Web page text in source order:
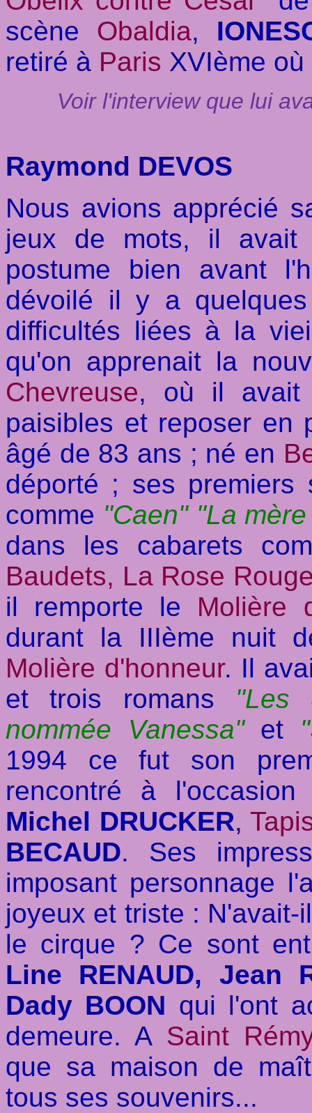
scène Obaldia,
retiré à Paris XVIème
Voir l'interview que lui
Raymond DEVOS
Nous avions apprécié
jeux de mots, il avait
postume bien avant
dévoilé il y a
difficultés liées à la
qu'on apprenait la
Chevreuse, où il avait
paisibles et reposer
âgé de 83 ans ; né en
déporté ; ses premiers
comme "Caen" "La
dans les cabarets
Baudets, La Rose
il remporte le Molière
durant la IIIème nuit
Molière d'honneur. Il
et trois romans "Les
nommée Vanessa"et
1994 ce fut son
rencontré à
Michel DRUCKER,
BECAUD. Ses
imposant personnage
joyeux et triste :
le cirque ? Ce sont
Line RENAUD, Jean
Dady BOON qui l'ont
demeure. A Saint
que sa maison de
tous ses souvenirs...